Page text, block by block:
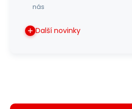
nás
Další novinky